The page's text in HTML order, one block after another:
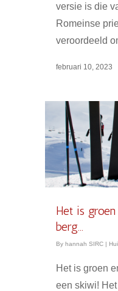
versie is die
Romeinse
veroordeeld
februari 10, 2023
Het is
berg…
By hannah SIRC |
Het is groen
een skiwi!